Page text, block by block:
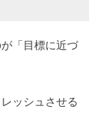
「目標に近づ
ッシュさせる